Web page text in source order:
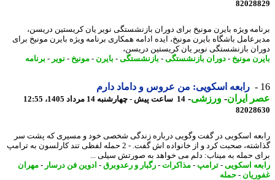
ویژه بایرن مونیخ برای دوران بازنشستگی نویر یان کریستین دریسن،
باشگاه بایرن مونیخ، ایده ادامه همکاری برنامه ویژه بایرن مونیخ برای
بازنشستگی نویر یان کریستین دریسن،
مونیخ-دوران بازنشستگی-بازنشستگی-بایرن- مونیخ-نویر -برنامه
رابعه اسکویی: من عروس و داماد دارم
ایران- ورزشی-14 ساعت پیش - چهارشنبه 14 مرداد 1405، 12:55
اسکویی در گفت وگویی درباره زندگی شخصی خود و مسیری که پشت سر
گذاشته، صحبت کرد و از خانواده اش گفت. - 2 حمله لفظی تند کارلسون به ترامپ
حمله به میناب: دلم می خواهد به صورتش سیلی ...
اسکویی-ترامپ -مذاکرات- رگبار و رعدوبرق- ادوین فن درسار -مهران
-حمله